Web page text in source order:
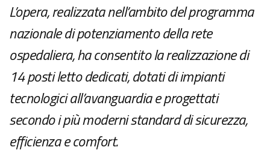
L’opera, realizzata nell’ambito del programma
nazionale di potenziamento della rete
ospedaliera, ha consentito la realizzazione di
14 posti letto dedicati, dotati di impianti
tecnologici all’avanguardia e progettati
secondo i più moderni standard di sicurezza,
efficienza e comfort.